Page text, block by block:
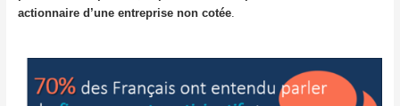
actionnaire d’une entreprise non cotée.